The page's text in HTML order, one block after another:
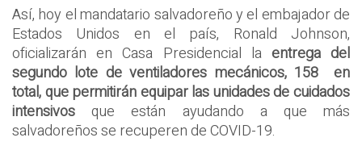
Así, hoy el mandatario salvadoreño y el embajador de
Estados Unidos en el país, Ronald Johnson,
oficializarán en Casa Presidencial la entrega del
segundo lote de ventiladores mecánicos, 158 en
total, que permitirán equipar las unidades de cuidados
intensivos que están ayudando a que más
salvadoreños se recuperen de COVID-19.